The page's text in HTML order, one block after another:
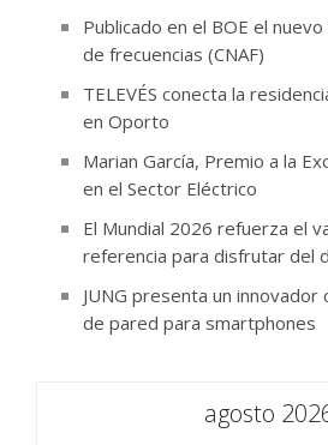
Publicado en el BOE el
de frecuencias (CNAF)
TELEVÉS conecta la
en Oporto
Marian García, Premio a la
en el Sector Eléctrico
El Mundial 2026 refuerza el
referencia para disfrutar del
JUNG presenta un
de pared para smartphones
agosto